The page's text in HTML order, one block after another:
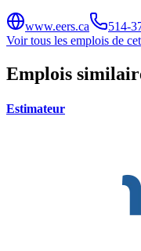
www.eers.ca
514-
Voir tous les emplois de
Emplois
Estimateur